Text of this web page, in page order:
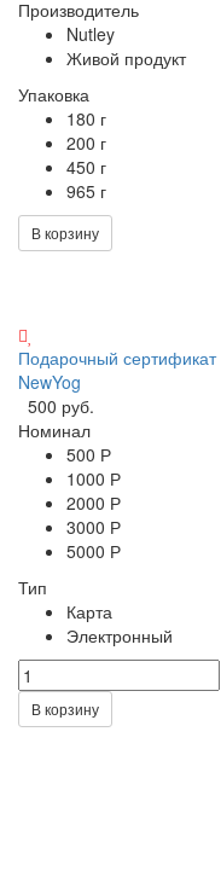
Производитель
Nutley
Живой продукт
Упаковка
180 г
200 г
450 г
965 г
В корзину
Подарочный сертификат
NewYog
500 руб.
Номинал
500 Р
1000 Р
2000 Р
3000 Р
5000 Р
Тип
Карта
Электронный
В корзину